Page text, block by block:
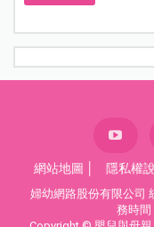
網站地圖 隱私權
婦幼網路股份有限公司
務時間